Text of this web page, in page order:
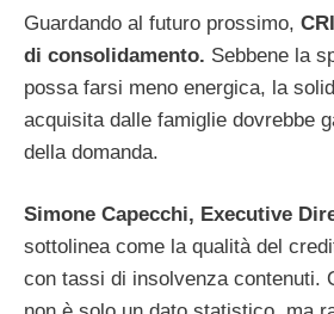
Guardando al futuro prossimo,
di consolidamento. Sebbene la
possa farsi meno energica, la
acquisita dalle famiglie dovrebbe
della domanda.
Simone Capecchi, Executive
sottolinea come la qualità del
con tassi di insolvenza contenuti.